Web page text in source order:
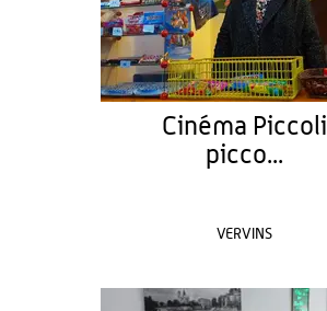
Cinéma Piccoli
picco...
VERVINS